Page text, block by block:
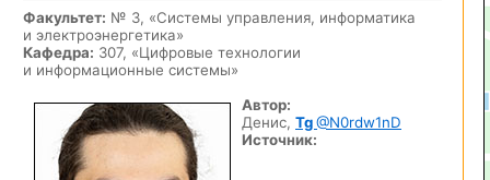
Факультет: № 3, «Системы управления, информатика
и электроэнергетика»
Кафедра: 307, «Цифровые технологии
и информационные системы»
Автор:
Денис, Tg@N0rdw1nD
Источник: